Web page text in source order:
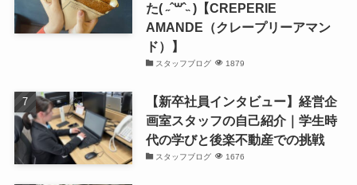
た( ˶ˆ꒳ˆ˵ )【CREPERIE
AMANDE（クレープリーアマン
ド）】
スタッフブログ 1879
【新卒社員インタビュー】経営企
画室スタッフの自己紹介｜学生時
代の学びと後楽不動産での挑戦
スタッフブログ 1676